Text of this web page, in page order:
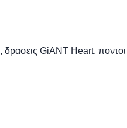
,δρασεις GiANT Heart,ποντοι